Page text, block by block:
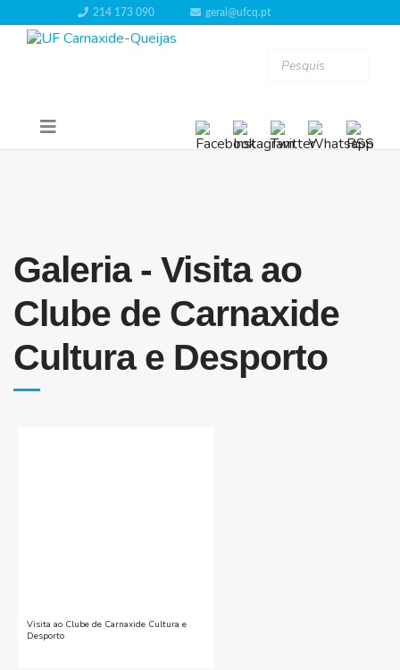
214 173 090 geral@ufcq.pt
Galeria - Visita ao
Clube de Carnaxide
Cultura e Desporto
Visita ao Clube de Carnaxide Cultura e
Desporto